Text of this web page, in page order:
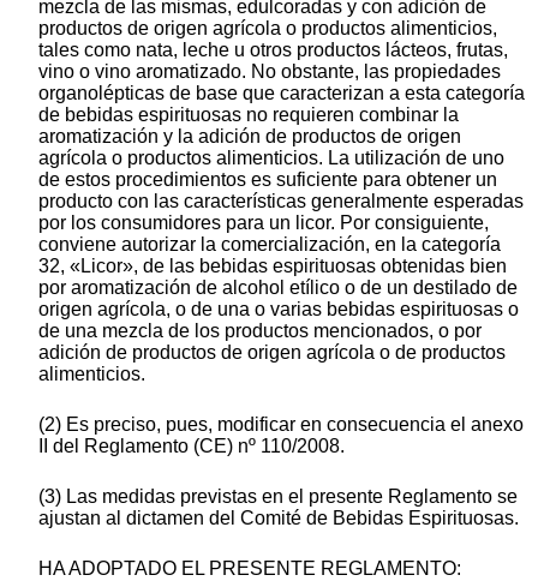
mezcla de las mismas, edulcoradas y con adición de
productos de origen agrícola o productos alimenticios,
tales como nata, leche u otros productos lácteos, frutas,
vino o vino aromatizado. No obstante, las propiedades
organolépticas de base que caracterizan a esta categoría
de bebidas espirituosas no requieren combinar la
aromatización y la adición de productos de origen
agrícola o productos alimenticios. La utilización de uno
de estos procedimientos es suficiente para obtener un
producto con las características generalmente esperadas
por los consumidores para un licor. Por consiguiente,
conviene autorizar la comercialización, en la categoría
32, «Licor», de las bebidas espirituosas obtenidas bien
por aromatización de alcohol etílico o de un destilado de
origen agrícola, o de una o varias bebidas espirituosas o
de una mezcla de los productos mencionados, o por
adición de productos de origen agrícola o de productos
alimenticios.
(2) Es preciso, pues, modificar en consecuencia el anexo
II del Reglamento (CE) nº 110/2008.
(3) Las medidas previstas en el presente Reglamento se
ajustan al dictamen del Comité de Bebidas Espirituosas.
HA ADOPTADO EL PRESENTE REGLAMENTO: